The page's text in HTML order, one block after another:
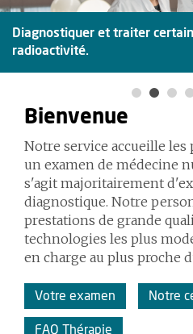
Diagnostiquer et traiter
radioactivité.
Bienvenue
Notre service accueille les
un examen de médecine
s'agit majoritairement
diagnostique. Notre
prestations de grande
technologies les plus
en charge au plus proche
Votre examen Notre
FAQ Thérapie